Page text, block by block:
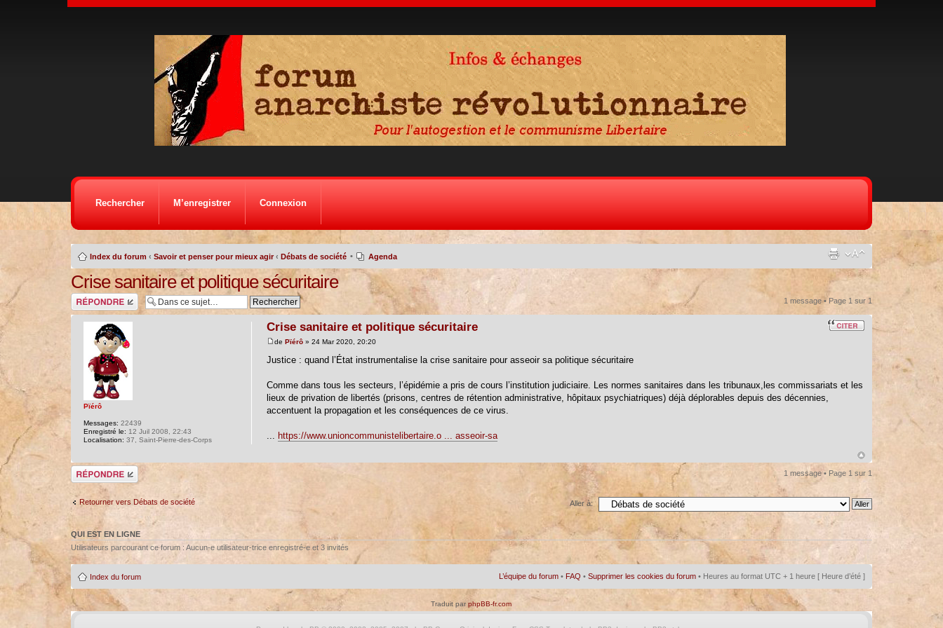
Rechercher M’enregistrer Connexion
Index du forum ‹ Savoir et penser pour mieux agir ‹ Débats de société • Agenda
Crise sanitaire et politique sécuritaire
Répondre 1 message • Page 1 sur 1
Crise sanitaire et politique sécuritaire
dePïérô » 24 Mar 2020, 20:20
Justice : quand l’État instrumentalise la crise sanitaire pour asseoir sa politique sécuritaire
Comme dans tous les secteurs, l’épidémie a pris de cours l’institution judiciaire. Les normes sanitaires dans les tribunaux,les commissariats et les
lieux de privation de libertés (prisons, centres de rétention administrative, hôpitaux psychiatriques) déjà déplorables depuis des décennies,
accentuent la propagation et les conséquences de ce virus.
... https://www.unioncommunistelibertaire.o ... asseoir-sa
Pïérô
Messages: 22439
Enregistré le: 12 Juil 2008, 22:43
Localisation: 37, Saint-Pierre-des-Corps
Répondre 1 message • Page 1 sur 1
Retourner vers Débats de société Aller à:
QUI EST EN LIGNE
Utilisateurs parcourant ce forum : Aucun-e utilisateur-trice enregistré-e et 3 invités
Index du forum L’équipe du forum • FAQ •Supprimer les cookies du forum • Heures au format UTC + 1 heure [ Heure d’été ]
Traduit parphpBB-fr.com